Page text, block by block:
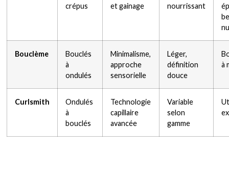
crépus
et gainage
nourrissant
Bouclème
Bouclés
à
ondulés
Minimalisme,
approche
sensorielle
Léger,
définition
douce
à
Curlsmith
Ondulés
à
bouclés
Technologie
capillaire
avancée
Variable
selon
gamme